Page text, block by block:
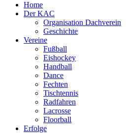
Home
Der KAC
Organisation Dachverein
Geschichte
Vereine
Fußball
Eishockey
Handball
Dance
Fechten
Tischtennis
Radfahren
Lacrosse
Floorball
Erfolge